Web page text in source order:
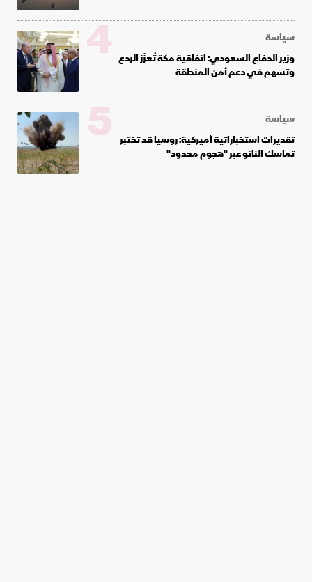
سياسة
وزير الدفاع السعودي: اتفاقية مكة تُعزّز الردع
وتسهم في دعم أمن المنطقة
4
سياسة
تقديرات استخباراتية أميركية: روسيا قد تختبر
تماسك الناتو عبر "هجوم محدود"
5